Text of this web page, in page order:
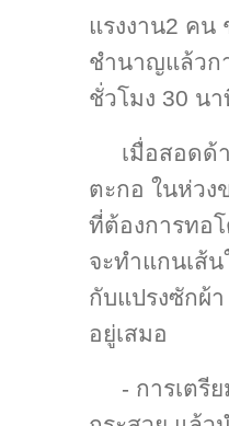
แรงงาน2 คน
ชำนาญแล้วก
ชั่วโมง 30 น
เมื่อสอดด้
ตะกอ ในห่วง
ที่ต้องการทอ
จะทำแกนเส้
กับแปรงซักผ้
อยู่เสมอ
- การเตรี